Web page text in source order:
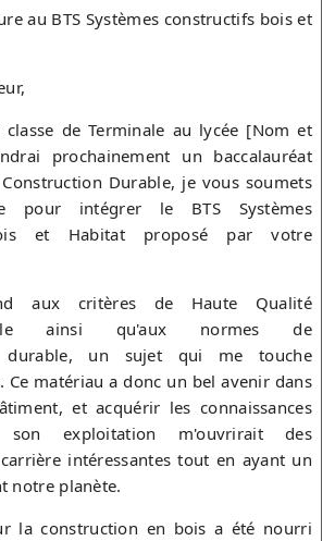
au BTS Systèmes constructifs bois et
de Terminale au lycée [Nom et
prochainement un baccalauréat
Durable, je vous soumets
pour intégrer le BTS Systèmes
et Habitat proposé par votre
aux critères de Haute Qualité
ainsi qu'aux normes de
durable, un sujet qui me touche
Ce matériau a donc un bel avenir dans
et acquérir les connaissances
son exploitation m'ouvrirait des
intéressantes tout en ayant un
notre planète.
la construction en bois a été nourri